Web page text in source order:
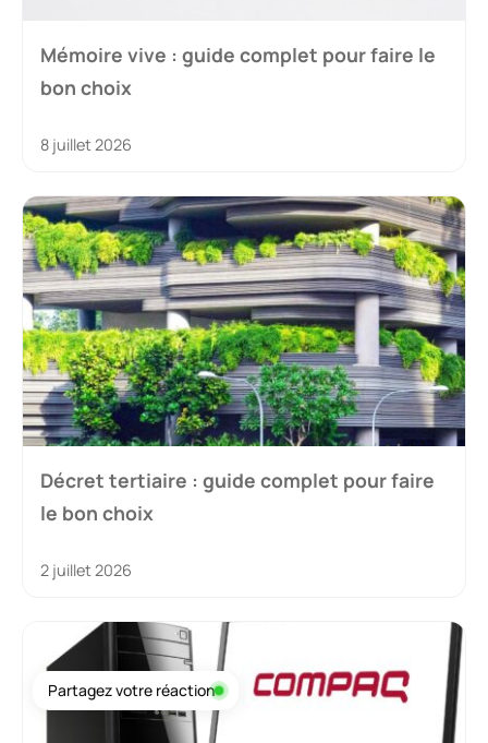
Mémoire vive : guide complet pour faire le
bon choix
8 juillet 2026
Décret tertiaire : guide complet pour faire
le bon choix
2 juillet 2026
Partagez votre réaction